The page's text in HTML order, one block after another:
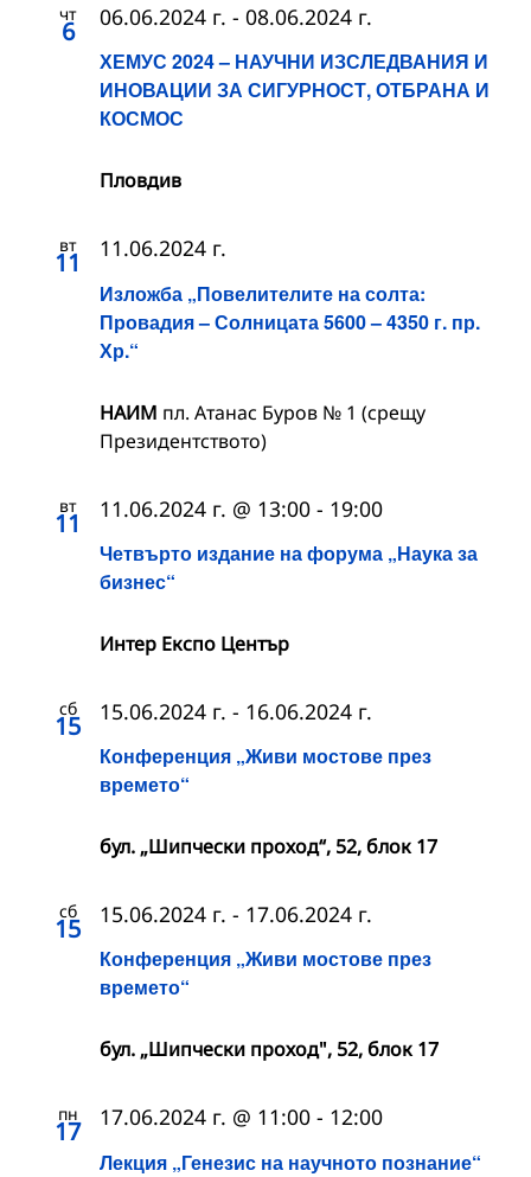
чт
6
ХЕМУС 2024 – НАУЧНИ ИЗСЛЕДВАНИЯ И
ИНОВАЦИИ ЗА СИГУРНОСТ, ОТБРАНА И
КОСМОС
06.06.2024 г. - 08.06.2024 г.
Пловдив
вт
11
Изложба „Повелителите на солта:
Провадия – Солницата 5600 – 4350 г. пр.
Хр.“
11.06.2024 г.
НАИМ пл. Атанас Буров № 1 (срещу
Президентството)
вт
11
Четвърто издание на форума „Наука за
бизнес“
11.06.2024 г. @ 13:00 - 19:00
Интер Експо Център
сб
15
Конференция „Живи мостове през
времето“
15.06.2024 г. - 16.06.2024 г.
бул. „Шипчески проход“, 52, блок 17
сб
15
Конференция „Живи мостове през
времето“
15.06.2024 г. - 17.06.2024 г.
бул. „Шипчески проход", 52, блок 17
пн
17
Лекция „Генезис на научното познание“
17.06.2024 г. @ 11:00 - 12:00